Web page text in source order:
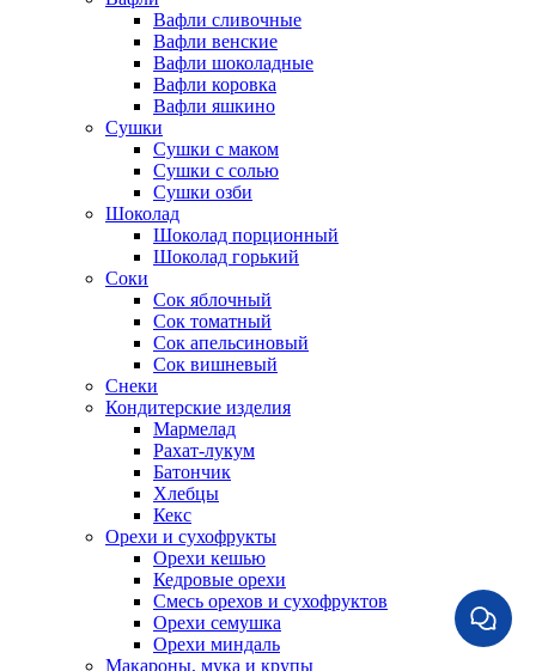
Вафли сливочные
Вафли венские
Вафли шоколадные
Вафли коровка
Вафли яшкино
Сушки
Сушки с маком
Сушки с солью
Сушки озби
Шоколад
Шоколад порционный
Шоколад горький
Соки
Сок яблочный
Сок томатный
Сок апельсиновый
Сок вишневый
Снеки
Кондитерские изделия
Мармелад
Рахат-лукум
Батончик
Хлебцы
Кекс
Орехи и сухофрукты
Орехи кешью
Кедровые орехи
Смесь орехов и сухофруктов
Орехи семушка
Орехи миндаль
Макароны, мука и крупы